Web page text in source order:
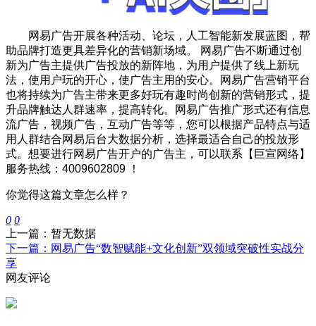
网易广告开展各种活动、论坛， 人工智能新发展蓝图 ，帮
助品牌打造更具差异化的营销新场域。 网易广告不断通过创
新为广告主提供广告投放的新阵地，为用户提供了线上新玩
法，使用户玩的开心，使广告主用的安心。网易广告营销平台
也将持续为广告主带来更多好玩有趣时尚创新的营销形式，提
升品牌触达人群速率，提高转化。网易广告推广形式还有信息
流广告，视频广告，互动广告等等，您可以根据产品特点与适
用人群结合网易后台大数据分析，选择最适合自己的投放形
式。想要进行网易广告开户的广告主，可以联系【巨宣网络】
服务热线：4009602809 ！
你觉得这篇文章怎么样？
0 0
上一篇：暂无数据
下一篇：网易广告“数智赋能+文化创新”双领域突破性实战分
享
网友评论